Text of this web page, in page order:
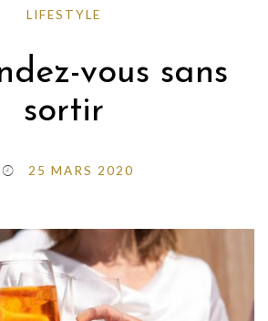
LIFESTYLE
vous sans
sortir
25 MARS 2020